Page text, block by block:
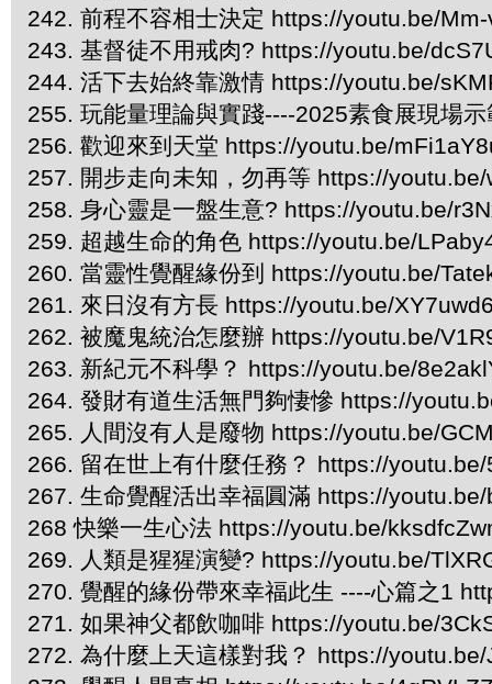
242. 前程不容相士決定 https://youtu.be/
243. 基督徒不用戒肉? https://youtu.be/
244. 活下去始終靠激情 https://youtu.be/
255. 玩能量理論與實踐----2025素食展現場
256. 歡迎來到天堂 https://youtu.be/
257. 開步走向未知，勿再等 https://
258. 身心靈是一盤生意? https://youtu.be/
259. 超越生命的角色 https://youtu.be/
260. 當靈性覺醒緣份到 https://youtu.be/
261. 來日沒有方長 https://youtu.be/
262. 被魔鬼統治怎麼辦 https://youtu.be/
263. 新紀元不科學？ https://youtu.be/
264. 發財有道生活無門夠悽慘 https://
265. 人間沒有人是廢物 https://youtu.be/
266. 留在世上有什麼任務？ https://
267. 生命覺醒活出幸福圓滿 https://
268 快樂一生心法 https://youtu.be/
269. 人類是猩猩演變? https://youtu.be/
270. 覺醒的緣份帶來幸福此生 ----心篇之1
271. 如果神父都飲咖啡 https://youtu.be/
272. 為什麼上天這樣對我？ https://